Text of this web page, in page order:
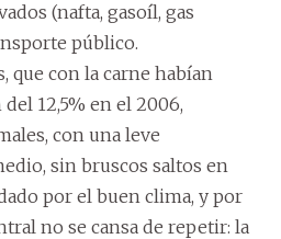
(nafta, gasoíl, gas
público.
que con la carne habían
12,5% en el 2006,
con una leve
sin bruscos saltos en
por el buen clima, y por
no se cansa de repetir: la